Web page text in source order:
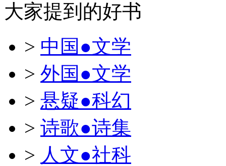
大家提到的好书
> 中国●文学
> 外国●文学
> 悬疑●科幻
> 诗歌●诗集
> 人文●社科